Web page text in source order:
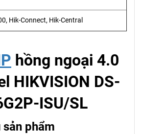
Hik-Connect, Hik-Central
hồng ngoại 4.0
HIKVISION DS-
ISU/SL
sản phẩm